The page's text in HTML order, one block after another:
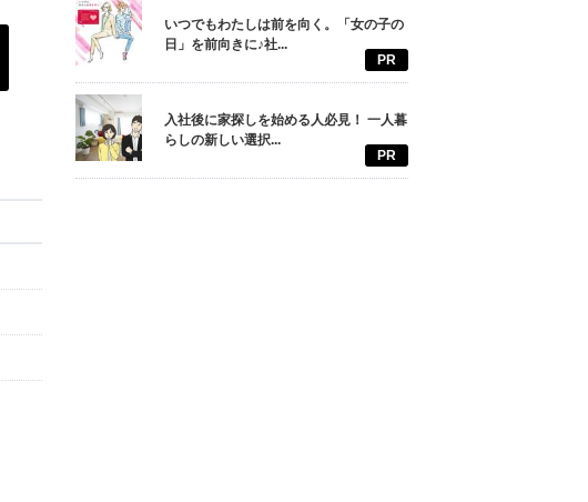
いつでもわたしは前を向く。「女の子の
日」を前向きに♪社...
PR
入社後に家探しを始める人必見！ 一人暮
らしの新しい選択...
PR